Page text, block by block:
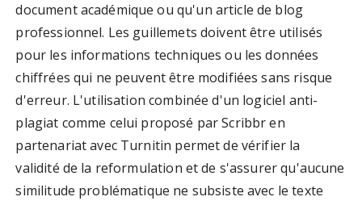
document académique ou qu'un article de blog
professionnel. Les guillemets doivent être utilisés
pour les informations techniques ou les données
chiffrées qui ne peuvent être modifiées sans risque
d'erreur. L'utilisation combinée d'un logiciel anti-
plagiat comme celui proposé par Scribbr en
partenariat avec Turnitin permet de vérifier la
validité de la reformulation et de s'assurer qu'aucune
similitude problématique ne subsiste avec le texte